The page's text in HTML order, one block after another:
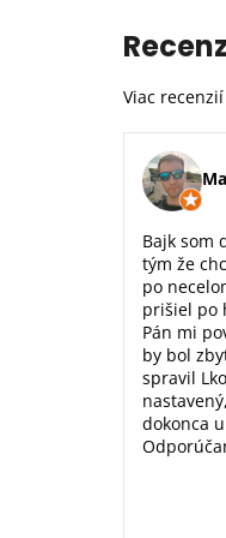
Viac
Bajk som
tým že
po
prišiel po
Pán mi
by bol
spravil
dokonca